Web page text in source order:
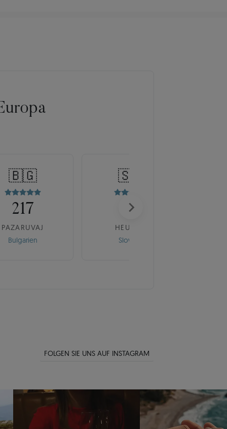
🇧🇬
217
PAZARUVAJ
Bulgarien
🇸🇰
175
HEUREKA
Slowakei
FOLGEN SIE UNS AUF INSTAGRAM